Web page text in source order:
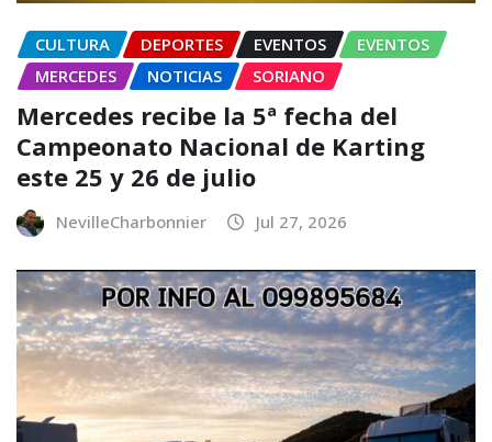
CULTURA DEPORTES EVENTOS
EVENTOS
MERCEDES
NOTICIAS SORIANO
Mercedes recibe la 5ª fecha del
Campeonato Nacional de Karting
este 25 y 26 de julio
NevilleCharbonnier Jul 27, 2026